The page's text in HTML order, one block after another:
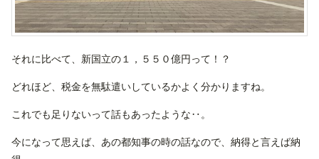
それに比べて、新国立の１，５５０億円って！？
どれほど、税金を無駄遣いしているかよく分かりますね。
これでも足りないって話もあったような‥。
今になって思えば、あの都知事の時の話なので、納得と言えば納